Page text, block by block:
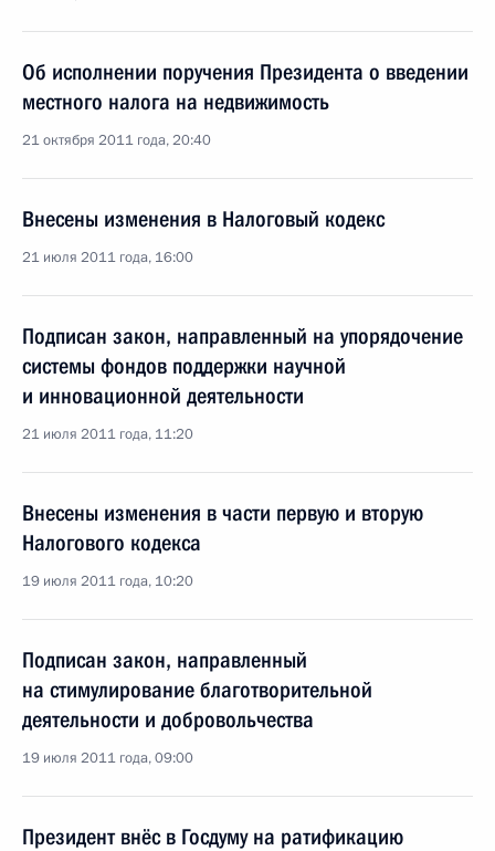
Об исполнении поручения Президента о введении
местного налога на недвижимость
21 октября 2011 года, 20:40
Внесены изменения в Налоговый кодекс
21 июля 2011 года, 16:00
Подписан закон, направленный на упорядочение
системы фондов поддержки научной
и инновационной деятельности
21 июля 2011 года, 11:20
Внесены изменения в части первую и вторую
Налогового кодекса
19 июля 2011 года, 10:20
Подписан закон, направленный
на стимулирование благотворительной
деятельности и добровольчества
19 июля 2011 года, 09:00
Президент внёс в Госдуму на ратификацию